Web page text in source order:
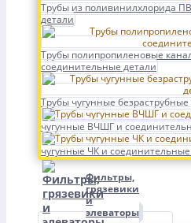
Трубы из поливинилхлорида
детали
Трубы полипропиленовые
соединительные детали
Трубы чугунные
чугунные ВЧШГ и
чугунные ЧК и
Фильтры,
грязевики
и
элеваторы